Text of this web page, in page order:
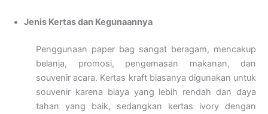
Jenis Kertas dan Kegunaannya
Penggunaan paper bag sangat beragam, mencakup
belanja, promosi, pengemasan makanan, dan
souvenir acara. Kertas kraft biasanya digunakan untuk
souvenir karena biaya yang lebih rendah dan daya
tahan yang baik, sedangkan kertas ivory dengan